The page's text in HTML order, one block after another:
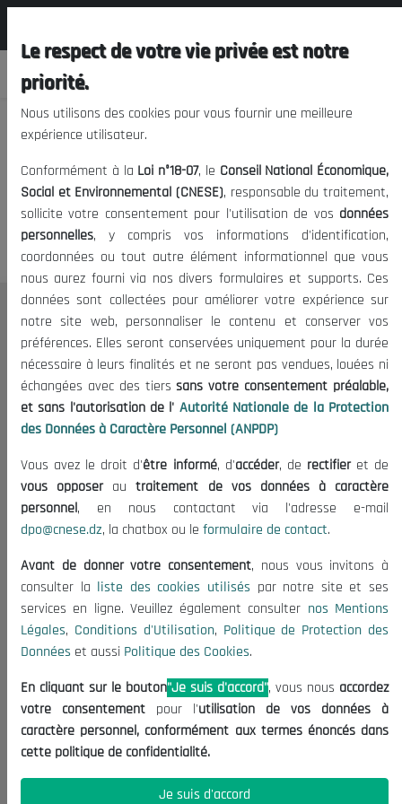
Nous vous prions de nous
excuser, mais l'accès à ce
contenu est restreint.
Le CNESE
A Propos
Le président
Organisation
Publications
Informations utiles
Appels d'offres et Consultations
Mentions Légales
Conditions d'Utilisation
Politique de Protection des Données
Politique des Cookies
Nous Contacter
(+213) 021 98 01 00|01|02
contact@cnese.dz
Suggestions ou Initiatives ?
Newsletter
dernières nouvelles.
Le respect de votre vie privée est notre
priorité.
Nous utilisons des cookies pour vous fournir une meilleure
expérience utilisateur.
Conformément à la Loi n°18-07, le Conseil National Économique,
Social et Environnemental (CNESE), responsable du traitement,
sollicite votre consentement pour l'utilisation de vos données
personnelles, y compris vos informations d'identification,
coordonnées ou tout autre élément informationnel que vous
nous aurez fourni via nos divers formulaires et supports. Ces
données sont collectées pour améliorer votre expérience sur
notre site web, personnaliser le contenu et conserver vos
préférences. Elles seront conservées uniquement pour la durée
nécessaire à leurs finalités et ne seront pas vendues, louées ni
échangées avec des tierssans votre consentement préalable,
et sans l'autorisation de l' Autorité Nationale de la Protection
des Données à Caractère Personnel (ANPDP)
Vous avez le droit d'être informé, d'accéder, de rectifieret de
vous opposerautraitement de vos données à caractère
personnel, en nous contactant via l'adresse e-mail
dpo@cnese.dz, la chatbox ou le formulaire de contact.
Avant de donner votre consentement, nous vous invitons à
consulter la liste des cookies utilisés par notre site et ses
services en ligne. Veuillez également consulter nos Mentions
Légales, Conditions d'Utilisation, Politique de Protection des
Données et aussi Politique des Cookies.
En cliquant sur le bouton"Je suis d'accord", vous nous accordez
votre consentement pour l'utilisation de vos données à
caractère personnel, conformément aux termes énoncés dans
cette politique de confidentialité.
Je suis d'accord